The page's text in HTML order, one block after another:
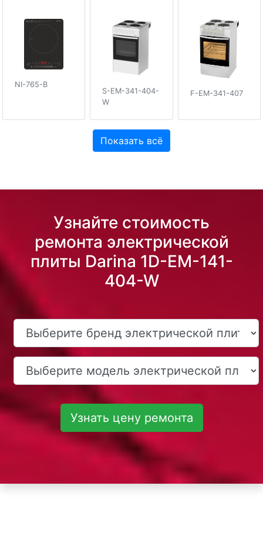
NI-765-B
S-EM-341-404-
W
F-EM-341-407
Показать всё
Узнайте стоимость
ремонта электрической
плиты Darina 1D-EM-141-
404-W
Узнать цену ремонта